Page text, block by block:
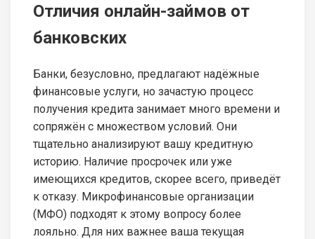
Отличия онлайн-займов от
банковских
Банки, безусловно, предлагают надёжные
финансовые услуги, но зачастую процесс
получения кредита занимает много времени и
сопряжён с множеством условий. Они
тщательно анализируют вашу кредитную
историю. Наличие просрочек или уже
имеющихся кредитов, скорее всего, приведёт
к отказу. Микрофинансовые организации
(МФО) подходят к этому вопросу более
лояльно. Для них важнее ваша текущая